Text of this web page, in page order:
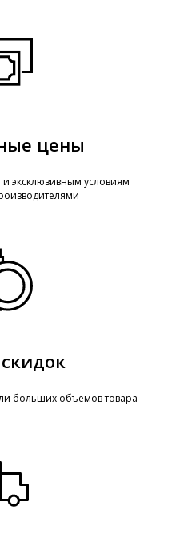
цены
эксклюзивным условиям
больших объемов товара